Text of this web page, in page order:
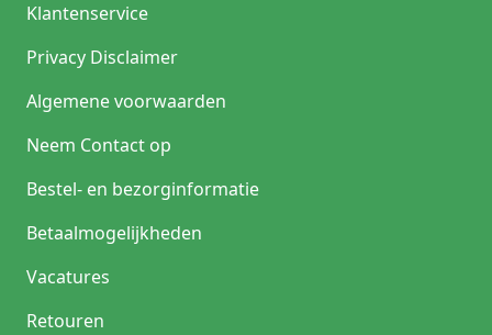
Klantenservice
Privacy Disclaimer
Algemene voorwaarden
Neem Contact op
Bestel- en bezorginformatie
Betaalmogelijkheden
Vacatures
Retouren